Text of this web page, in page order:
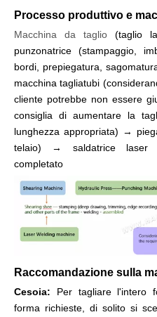
Processo produttivo e
Macchina da taglio (taglio
punzonatrice (stampaggio,
bordi, prepiegatura,
macchina tagliatubi
cliente potrebbe non essere
consiglia di aumentare la
lunghezza appropriata) →
telaio) → saldatrice laser
completato
Raccomandazione sulla
Cesoia: Per tagliare l'intero
forma richieste, di solito si